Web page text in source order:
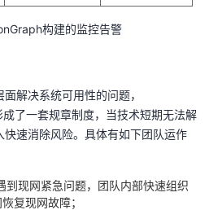
构建的监控告警
解决系统可用性的问题，
成了一套规章制度，当技术短期无法解
速消除风险。具体有如下团队运作
到现网紧急问题，团队内部快速组织
复现网故障；